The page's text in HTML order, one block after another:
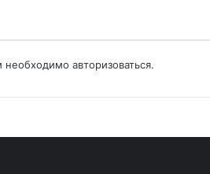
необходимо авторизоваться.